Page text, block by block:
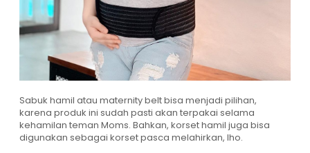
Sabuk hamil atau maternity belt bisa menjadi pilihan,
karena produk ini sudah pasti akan terpakai selama
kehamilan teman Moms. Bahkan, korset hamil juga bisa
digunakan sebagai korset pasca melahirkan, lho.